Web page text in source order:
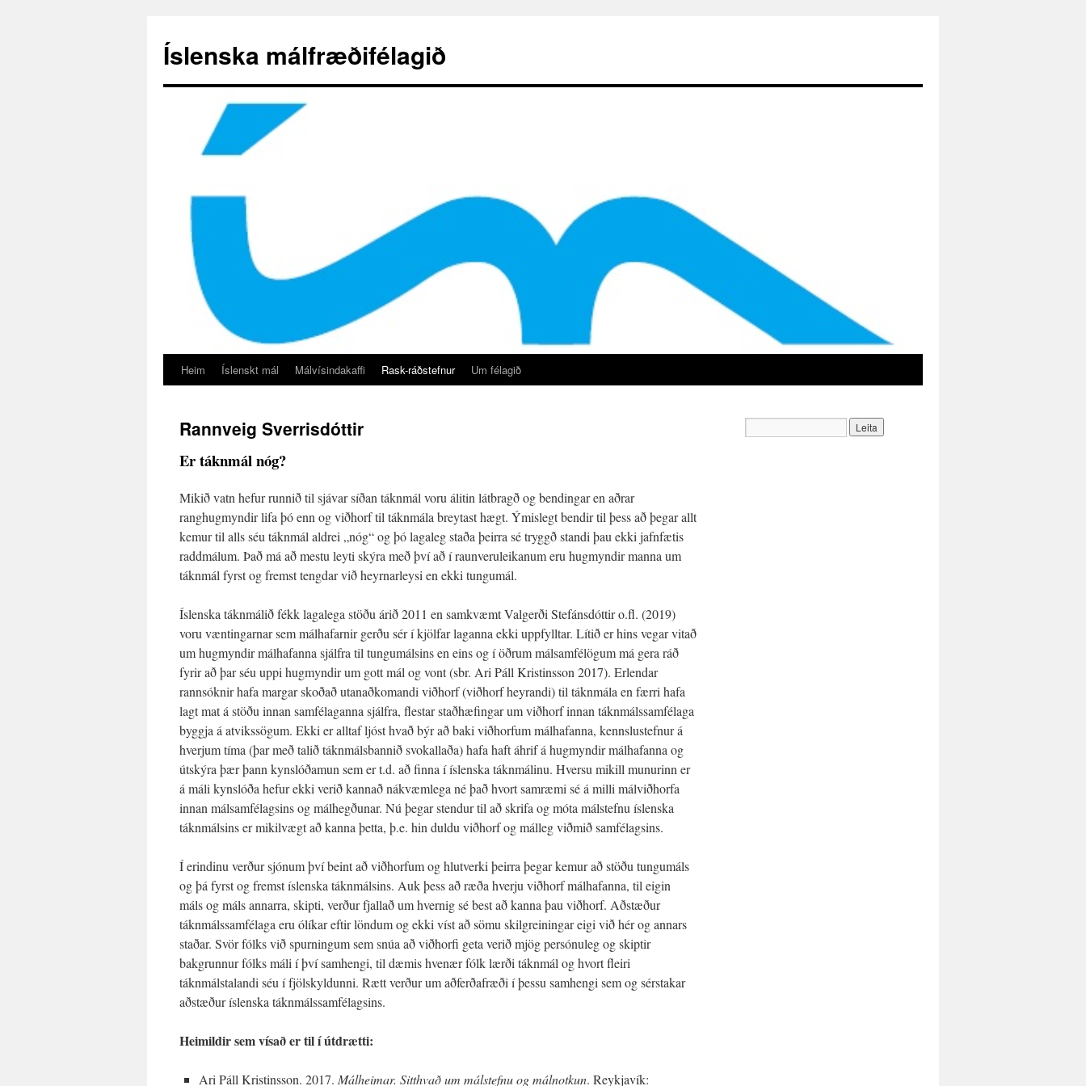
efni
Íslenska málfræðifélagið
Heim Íslenskt mál Málvísindakaffi Rask-ráðstefnur Um félagið
Rannveig Sverrisdóttir
Er táknmál nóg?
Mikið vatn hefur runnið til sjávar síðan táknmál voru álitin látbragð og bendingar en aðrar
ranghugmyndir lifa þó enn og viðhorf til táknmála breytast hægt. Ýmislegt bendir til þess að þegar allt
kemur til alls séu táknmál aldrei „nóg“ og þó lagaleg staða þeirra sé tryggð standi þau ekki jafnfætis
raddmálum. Það má að mestu leyti skýra með því að í raunveruleikanum eru hugmyndir manna um
táknmál fyrst og fremst tengdar við heyrnarleysi en ekki tungumál.
Íslenska táknmálið fékk lagalega stöðu árið 2011 en samkvæmt Valgerði Stefánsdóttir o.fl. (2019)
voru væntingarnar sem málhafarnir gerðu sér í kjölfar laganna ekki uppfylltar. Lítið er hins vegar vitað
um hugmyndir málhafanna sjálfra til tungumálsins en eins og í öðrum málsamfélögum má gera ráð
fyrir að þar séu uppi hugmyndir um gott mál og vont (sbr. Ari Páll Kristinsson 2017). Erlendar
rannsóknir hafa margar skoðað utanaðkomandi viðhorf (viðhorf heyrandi) til táknmála en færri hafa
lagt mat á stöðu innan samfélaganna sjálfra, flestar staðhæfingar um viðhorf innan táknmálssamfélaga
byggja á atvikssögum. Ekki er alltaf ljóst hvað býr að baki viðhorfum málhafanna, kennslustefnur á
hverjum tíma (þar með talið táknmálsbannið svokallaða) hafa haft áhrif á hugmyndir málhafanna og
útskýra þær þann kynslóðamun sem er t.d. að finna í íslenska táknmálinu. Hversu mikill munurinn er
á máli kynslóða hefur ekki verið kannað nákvæmlega né það hvort samræmi sé á milli málviðhorfa
innan málsamfélagsins og málhegðunar. Nú þegar stendur til að skrifa og móta málstefnu íslenska
táknmálsins er mikilvægt að kanna þetta, þ.e. hin duldu viðhorf og málleg viðmið samfélagsins.
Í erindinu verður sjónum því beint að viðhorfum og hlutverki þeirra þegar kemur að stöðu tungumáls
og þá fyrst og fremst íslenska táknmálsins. Auk þess að ræða hverju viðhorf málhafanna, til eigin
máls og máls annarra, skipti, verður fjallað um hvernig sé best að kanna þau viðhorf. Aðstæður
táknmálssamfélaga eru ólíkar eftir löndum og ekki víst að sömu skilgreiningar eigi við hér og annars
staðar. Svör fólks við spurningum sem snúa að viðhorfi geta verið mjög persónuleg og skiptir
bakgrunnur fólks máli í því samhengi, til dæmis hvenær fólk lærði táknmál og hvort fleiri
táknmálstalandi séu í fjölskyldunni. Rætt verður um aðferðafræði í þessu samhengi sem og sérstakar
aðstæður íslenska táknmálssamfélagsins.
Heimildir sem vísað er til í útdrætti:
Ari Páll Kristinsson. 2017. Málheimar. Sitthvað um málstefnu og málnotkun. Reykjavík: